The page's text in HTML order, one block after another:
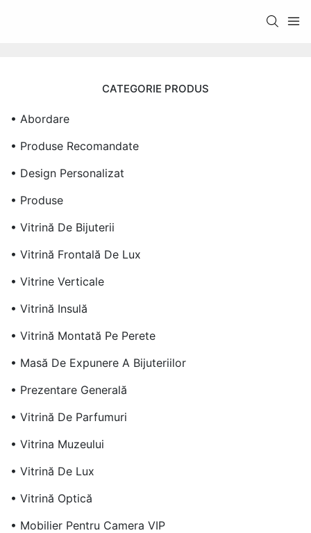
CATEGORIE PRODUS
• Abordare
• Produse Recomandate
• Design Personalizat
• Produse
• Vitrină De Bijuterii
• Vitrină Frontală De Lux
• Vitrine Verticale
• Vitrină Insulă
• Vitrină Montată Pe Perete
• Masă De Expunere A Bijuteriilor
• Prezentare Generală
• Vitrină De Parfumuri
• Vitrina Muzeului
• Vitrină De Lux
• Vitrină Optică
• Mobilier Pentru Camera VIP